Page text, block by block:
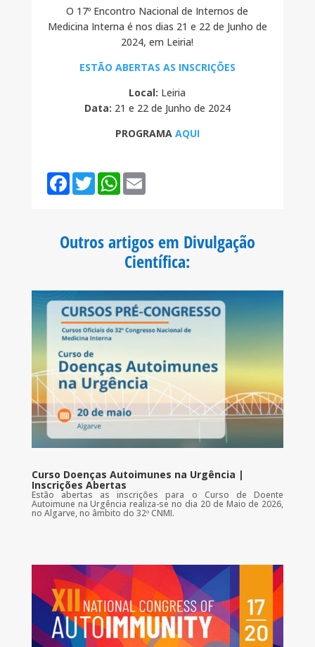
O 17º Encontro Nacional de Internos de
Medicina Interna é nos dias 21 e 22 de Junho de
2024, em Leiria!
ESTÃO ABERTAS AS INSCRIÇÕES
Local: Leiria
Data: 21 e 22 de Junho de 2024
PROGRAMA AQUI
F
o
T
w
r
W
A
p
p
E
Outros artigos em Divulgação
Científica:
Curso Doenças Autoimunes na Urgência |
Inscrições Abertas
Estão abertas as inscrições para o Curso de Doente
Autoimune na Urgência realiza-se no dia 20 de Maio de 2026,
no Algarve, no âmbito do 32º CNMI.